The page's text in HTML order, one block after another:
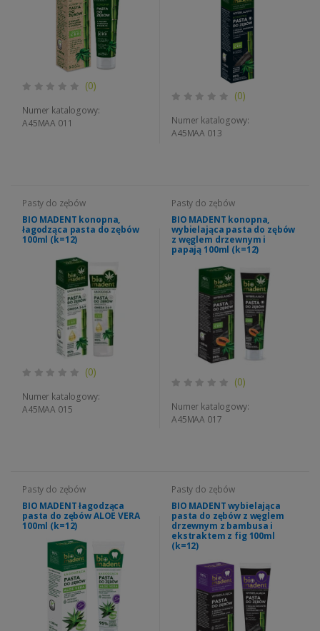
(0)
Numer katalogowy:
A45MAA 011
(0)
Numer katalogowy:
A45MAA 013
Pasty do zębów
BIO MADENT konopna,
łagodząca pasta do zębów
100ml (k=12)
(0)
Numer katalogowy:
A45MAA 015
Pasty do zębów
BIO MADENT konopna,
wybielająca pasta do zębów
z węglem drzewnym i
papają 100ml (k=12)
(0)
Numer katalogowy:
A45MAA 017
Pasty do zębów
BIO MADENT łagodząca
pasta do zębów ALOE VERA
100ml (k=12)
Pasty do zębów
BIO MADENT wybielająca
pasta do zębów z węglem
drzewnym z bambusa i
ekstraktem z fig 100ml
(k=12)